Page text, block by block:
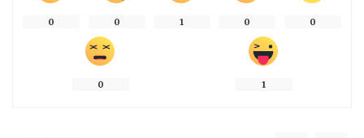
0 0 1 0 0
0 1